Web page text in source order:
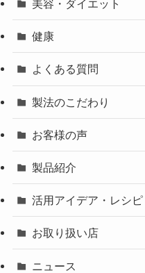
美容・ダイエット
健康
よくある質問
製法のこだわり
お客様の声
製品紹介
活用アイデア・レシピ
お取り扱い店
ニュース